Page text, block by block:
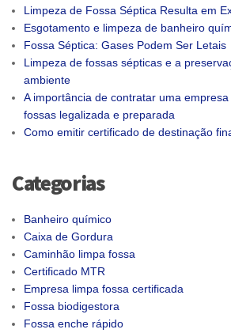
Limpeza de Fossa Séptica Resulta em
Esgotamento e limpeza de banheiro
Fossa Séptica: Gases Podem Ser Letais
Limpeza de fossas sépticas e a
ambiente
A importância de contratar uma
fossas legalizada e preparada
Como emitir certificado de destinação
Categorias
Banheiro químico
Caixa de Gordura
Caminhão limpa fossa
Certificado MTR
Empresa limpa fossa certificada
Fossa biodigestora
Fossa enche rápido